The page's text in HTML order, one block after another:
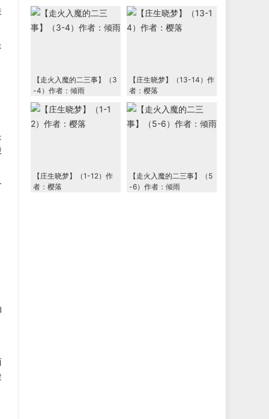
桶）作者：蘑菇面要加蛋
者：小龙哥
【走火入魔的二三事】（3
-4）作者：倾雨
【庄生晓梦】（13-14）作
者：樱落
【庄生晓梦】（1-12）作
者：樱落
【走火入魔的二三事】（5
-6）作者：倾雨